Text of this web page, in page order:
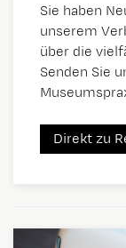
Sie haben
unserem
über die
Senden Sie
Direkt zu